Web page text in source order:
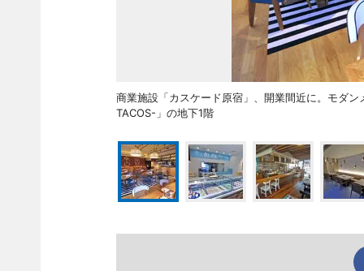
商業施設「カスケード原宿」、開業間近に。モダ
TACOS-」の地下1階